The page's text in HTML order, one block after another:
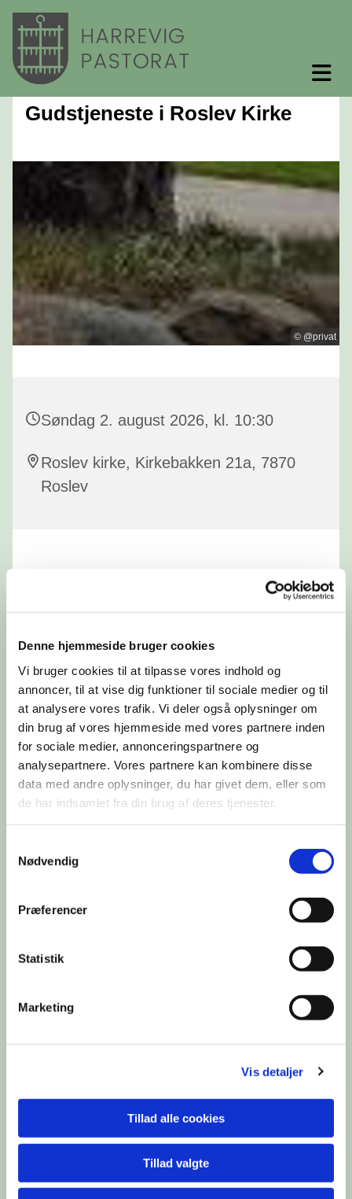
Denne hjemmeside bruger cookies
Vi bruger cookies til at tilpasse vores indhold og
annoncer, til at vise dig funktioner til sociale medier og til
at analysere vores trafik. Vi deler også oplysninger om
din brug af vores hjemmeside med vores partnere inden
for sociale medier, annonceringspartnere og
analysepartnere. Vores partnere kan kombinere disse
data med andre oplysninger, du har givet dem, eller som
de har indsamlet fra din brug af deres tjenester.
Nødvendig
Præferencer
Statistik
Marketing
Vis detaljer
Tillad alle cookies
Tillad valgte
Gudstjeneste i Roslev Kirke
© @privat
Søndag 2. august 2026, kl. 10:30
Roslev kirke, Kirkebakken 21a, 7870
Roslev